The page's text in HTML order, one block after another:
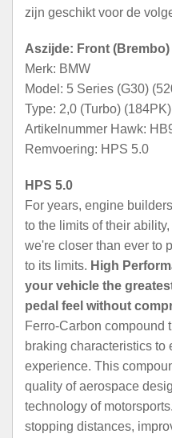
zijn geschikt voor de
Aszijde: Front (Brembo)
Merk: BMW
Model: 5 Series (G30)
Type: 2,0 (Turbo) (184PK)
Artikelnummer Hawk:
Remvoering: HPS 5.0
HPS 5.0
For years, engine
to the limits of their
we're closer than ever to
to its limits. High
your vehicle the
pedal feel without
Ferro-Carbon compound
braking characteristics to
experience. This
quality of aerospace
technology of
stopping distances,